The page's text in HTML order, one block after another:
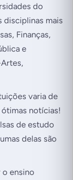
do
disciplinas mais
Finanças,
e
varia de
notícias!
de estudo
delas são
ensino